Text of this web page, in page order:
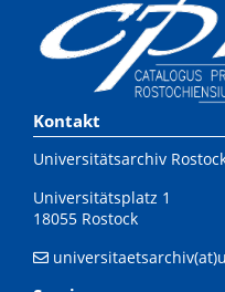
Kontakt
Universitätsarchiv
Universitätsplatz 1
18055 Rostock